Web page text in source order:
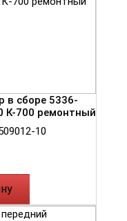
в сборе 5336-
К-700 ремонтный
10